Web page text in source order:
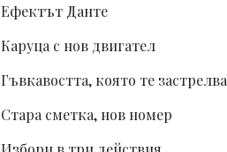
Ефектът Данте
Каруца с нов двигател
Гъвкавостта, която те застрелва
Стара сметка, нов номер